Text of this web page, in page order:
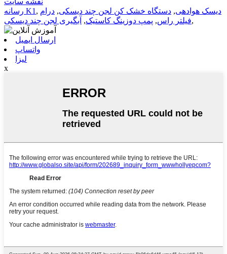
رسانه K1 , دیسک هوادهی, دستگاه خشک کن لجن چند دیسکی, درام
فیلتر راس, پمپ دوزینگ کاستیک, آبگیری لجن چند دیسکی ,
ارسال ایمیل
واتساپ
لیزا
x